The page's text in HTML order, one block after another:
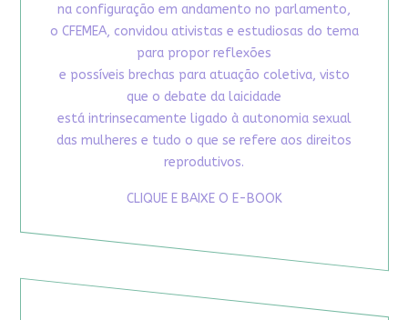
na configuração em andamento no parlamento,
o CFEMEA, convidou ativistas e estudiosas do tema
para propor reflexões
e possíveis brechas para atuação coletiva, visto
que o debate da laicidade
está intrinsecamente ligado à autonomia sexual
das mulheres e tudo o que se refere aos direitos
reprodutivos.
CLIQUE E BAIXE O E-BOOK